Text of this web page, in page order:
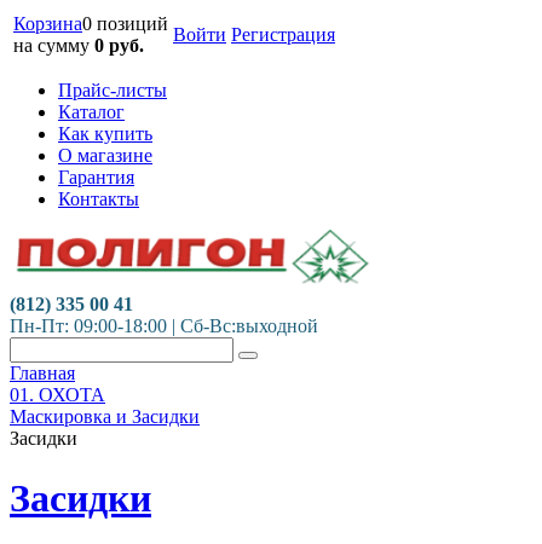
Корзина0 позиций
на сумму 0 руб.
Войти Регистрация
Прайс-листы
Каталог
Как купить
О магазине
Гарантия
Контакты
(812) 335 00 41
Пн-Пт: 09:00-18:00 | Сб-Вс:выходной
Главная
01. ОХОТА
Маскировка и Засидки
Засидки
Засидки